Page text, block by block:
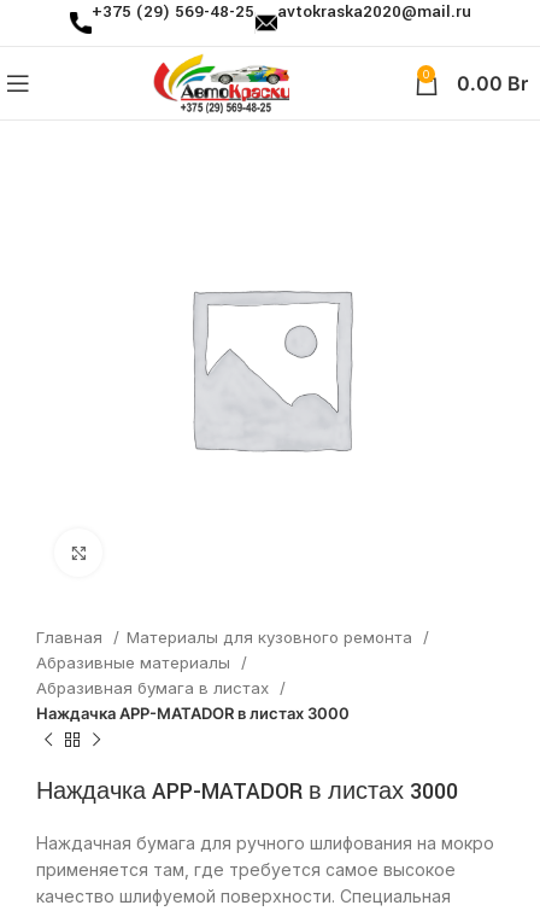
+375 (29) 569-48-25 avtokraska2020@mail.ru
0 0.00 Br
Главная
Материалы для кузовного ремонта
Абразивные материалы
Абразивная бумага в листах
Наждачка APP-MATADOR в листах 3000
Наждачка APP-MATADOR в листах 3000
Наждачная бумага для ручного шлифования на мокро
применяется там, где требуется самое высокое
качество шлифуемой поверхности. Специальная